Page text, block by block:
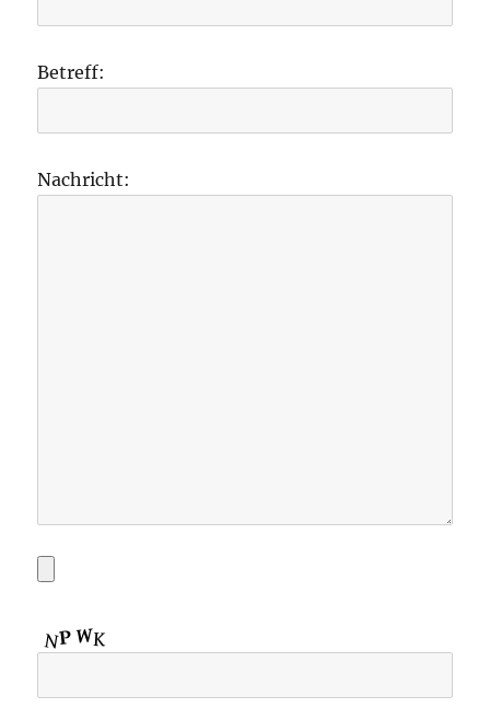
Betreff:
Nachricht: